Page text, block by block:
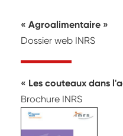
Agroalimentaire
Dossier web INRS
Les couteaux dans
Brochure INRS